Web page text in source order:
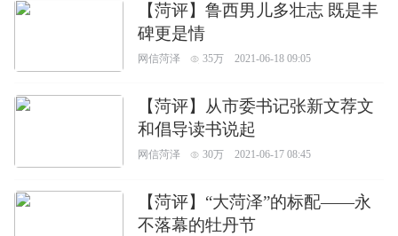
【菏评】鲁西男儿多壮志 既是丰
碑更是情
网信菏泽 35万 2021-06-18 09:05
【菏评】从市委书记张新文荐文
和倡导读书说起
网信菏泽 30万 2021-06-17 08:45
【菏评】“大菏泽”的标配——永
不落幕的牡丹节